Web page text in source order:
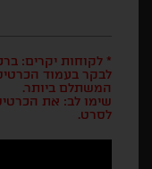
* לקוחות יקרים:
לבקר בעמוד
המשתלם ביותר.
שימו לב: את
לסרט.